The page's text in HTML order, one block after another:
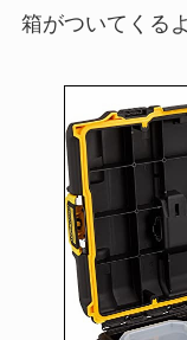
箱がついてくる